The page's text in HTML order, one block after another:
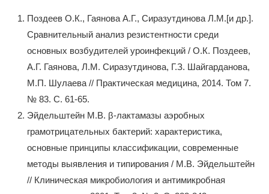
Поздеев О.К., Гаянова А.Г., Сиразутдинова Л.М.[и др.].
Сравнительный анализ резистентности среди
основных возбудителей уроинфекций / О.К. Поздеев,
А.Г. Гаянова, Л.М. Сиразутдинова, Г.З. Шайгарданова,
М.П. Шулаева // Практическая медицина, 2014. Том 7.
№ 83. С. 61-65.
Эйдельштейн М.В. β-лактамазы аэробных
грамотрицательных бактерий: характеристика,
основные принципы классификации, современные
методы выявления и типирования / М.В. Эйдельштейн
// Клиническая микробиология и антимикробная